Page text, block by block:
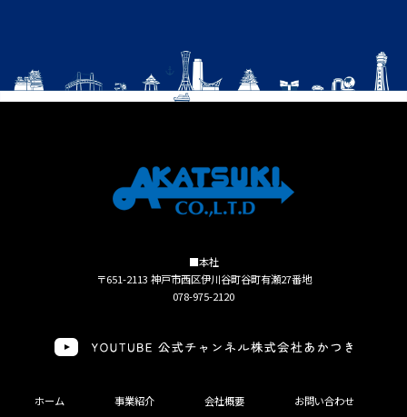
■本社
〒651-2113 神戸市西区伊川谷町谷町有瀬27番地
078-975-2120
ホーム 事業紹介 会社概要 お問い合わせ